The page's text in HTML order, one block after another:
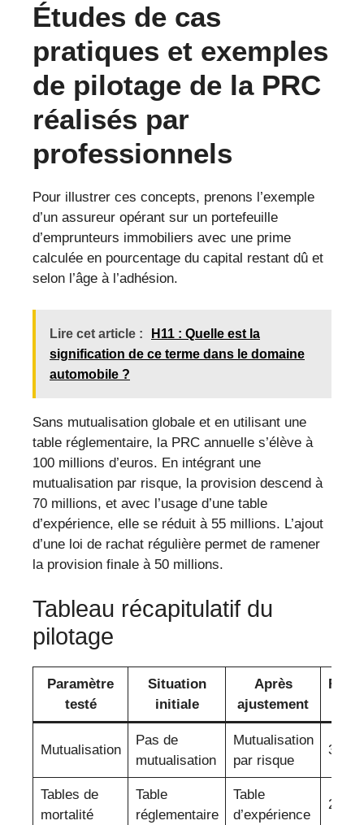
Études de cas
pratiques et exemples
de pilotage de la PRC
réalisés par
professionnels
Pour illustrer ces concepts, prenons l’exemple
d’un assureur opérant sur un portefeuille
d’emprunteurs immobiliers avec une prime
calculée en pourcentage du capital restant dû et
selon l’âge à l’adhésion.
Lire cet article :
H11 : Quelle est la
signification de ce terme dans le domaine
automobile ?
Sans mutualisation globale et en utilisant une
table réglementaire, la PRC annuelle s’élève à
100 millions d’euros. En intégrant une
mutualisation par risque, la provision descend à
70 millions, et avec l’usage d’une table
d’expérience, elle se réduit à 55 millions. L’ajout
d’une loi de rachat régulière permet de ramener
la provision finale à 50 millions.
Tableau récapitulatif du
pilotage
Paramètre
testé
Situation
initiale
Après
ajustement
Mutualisation
Pas de
mutualisation
Mutualisation
par risque
30 %
Tables de
mortalité
Table
réglementaire
Table
d’expérience
21 %